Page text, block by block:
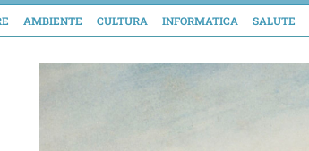
AMBIENTE CULTURA INFORMATICA SALUTE